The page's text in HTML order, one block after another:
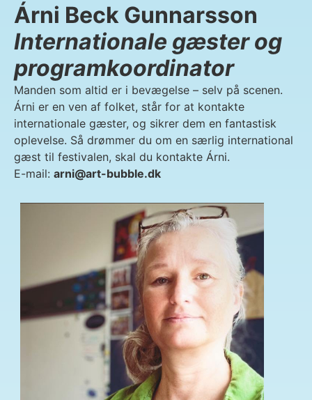
Árni Beck Gunnarsson
Internationale gæster og
programkoordinator
Manden som altid er i bevægelse – selv på scenen.
Árni er en ven af folket, står for at kontakte
internationale gæster, og sikrer dem en fantastisk
oplevelse. Så drømmer du om en særlig international
gæst til festivalen, skal du kontakte Árni.
E-mail: arni@art-bubble.dk